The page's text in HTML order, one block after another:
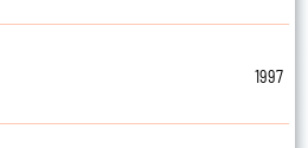
1997